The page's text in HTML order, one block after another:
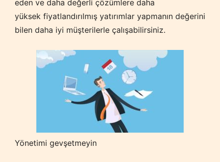
eden ve daha değerli çözümlere daha
yüksek fiyatlandırılmış yatırımlar yapmanın değerini
bilen daha iyi müşterilerle çalışabilirsiniz.
Yönetimi gevşetmeyin